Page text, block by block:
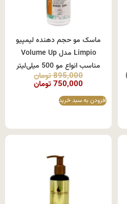
ماسک مو حجم دهنده لیمپیو
Limpio مدل Volume Up
مناسب انواع مو 500 میلی‌لیتر
895,000تومان
750,000 تومان
افزودن به سبد خرید